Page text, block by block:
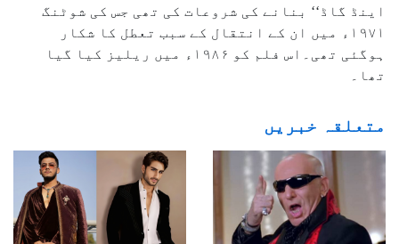
اینڈ گاڈ‘‘ بنانے کی شروعات کی تھی جس کی شوٹنگ
۱۹۷۱ء میں ان کے انتقال کے سبب تعطل کا شکار
ہوگئی تھی۔اس فلم کو ۱۹۸۶ء میں ریلیز کیا گیا
تھا۔
متعلقہ خبریں